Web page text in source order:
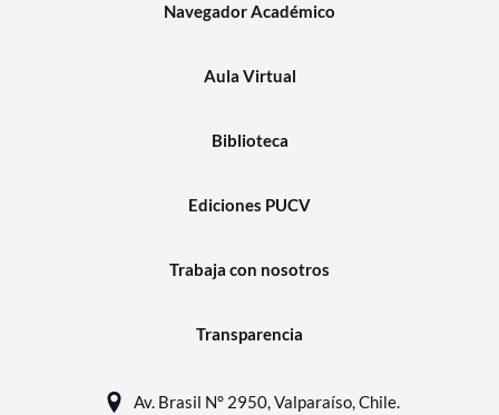
Navegador Académico
Aula Virtual
Biblioteca
Ediciones PUCV
Trabaja con nosotros
Transparencia
Av. Brasil N° 2950, Valparaíso, Chile.